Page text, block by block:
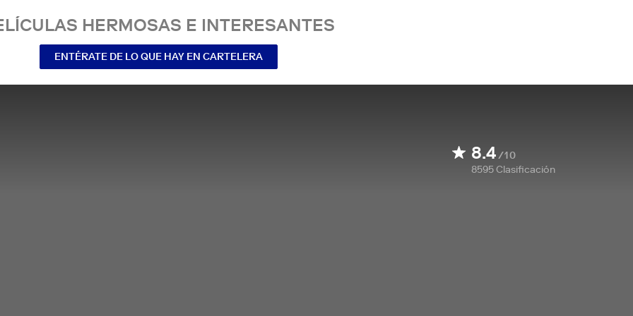
HERMOSAS E INTERESANTES
ENTÉRATE DE LO QUE HAY EN CARTELERA
8.4/10
8595Clasificación